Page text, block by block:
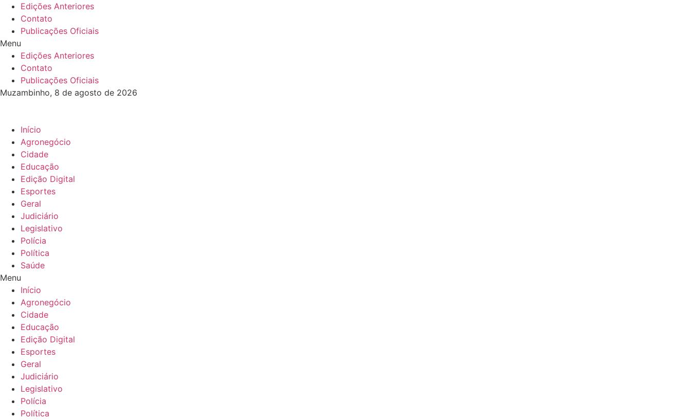
para
conteúdo
Edições Anteriores
Contato
Publicações Oficiais
Menu
Edições Anteriores
Contato
Publicações Oficiais
Muzambinho, 8 de agosto de 2026
Início
Agronegócio
Cidade
Educação
Edição Digital
Esportes
Geral
Judiciário
Legislativo
Polícia
Política
Saúde
Menu
Início
Agronegócio
Cidade
Educação
Edição Digital
Esportes
Geral
Judiciário
Legislativo
Polícia
Política